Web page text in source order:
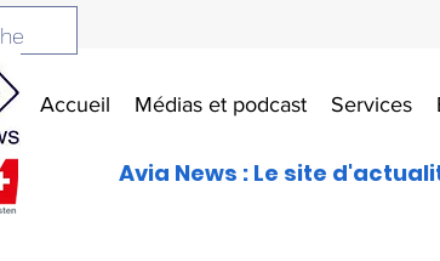
Accueil Médias et podcast Services
Avia News : Le site